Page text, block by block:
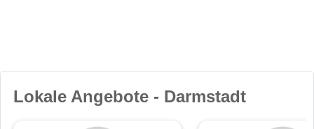
Lokale Angebote - Darmstadt